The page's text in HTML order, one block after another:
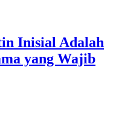
Inisial Adalah
yang Wajib